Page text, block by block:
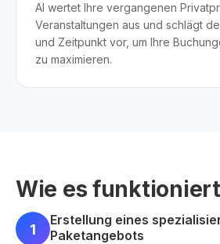
AI wertet Ihre vergangenen
Veranstaltungen aus und schlägt
und Zeitpunkt vor, um Ihre
zu maximieren.
Wie es funktioniert
1
Erstellung eines
Paketangebots